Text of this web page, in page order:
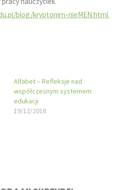
blog/kryptonim-nieMEN.html
Alfabet – Refleksje nad
współczesnym systemem
edukacji
19/12/2018